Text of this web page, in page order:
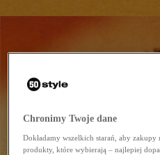
Chronimy Twoje dane
Dokładamy wszelkich starań, aby zakupy
produkty, które wybierają – najlepiej